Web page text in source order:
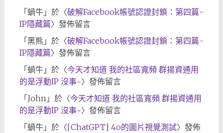
「 蝸牛」於〈破解Facebook帳號認證封鎖：第四篇-
IP隱藏篇〉發佈留言
「 黑熊 」於〈破解Facebook帳號認證封鎖：第四篇-
IP隱藏篇〉發佈留言
「 蝸牛」於〈今天才知道 我的社區寬頻 群揚資通用
的是浮動IP 沒事~〉發佈留言
「 John」於〈今天才知道 我的社區寬頻 群揚資通用
的是浮動IP 沒事~〉發佈留言
「 蝸牛」於〈[ChatGPT] 4o的圖片視覺測試〉發佈